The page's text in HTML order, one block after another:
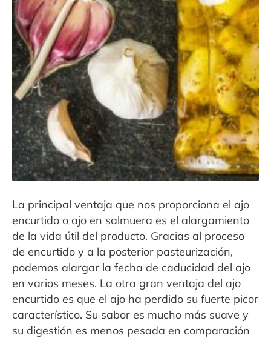
Contacto
Sala de Prensa
menú
hijo
La principal ventaja que nos proporciona el ajo
encurtido o ajo en salmuera es el alargamiento
de la vida útil del producto. Gracias al proceso
de encurtido y a la posterior pasteurización,
podemos alargar la fecha de caducidad del ajo
en varios meses. La otra gran ventaja del ajo
encurtido es que el ajo ha perdido su fuerte picor
característico. Su sabor es mucho más suave y
su digestión es menos pesada en comparación